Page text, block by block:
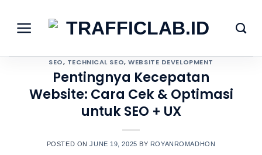
content
SEO, TECHNICAL SEO,WEBSITE DEVELOPMENT
Pentingnya Kecepatan
Website: Cara Cek & Optimasi
untuk SEO + UX
POSTED ONJUNE 19, 2025 BY ROYANROMADHON